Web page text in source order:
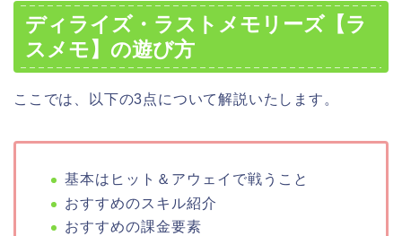
ディライズ・ラストメモリーズ【ラ
スメモ】の遊び方
ここでは、以下の3点について解説いたします。
基本はヒット＆アウェイで戦うこと
おすすめのスキル紹介
おすすめの課金要素